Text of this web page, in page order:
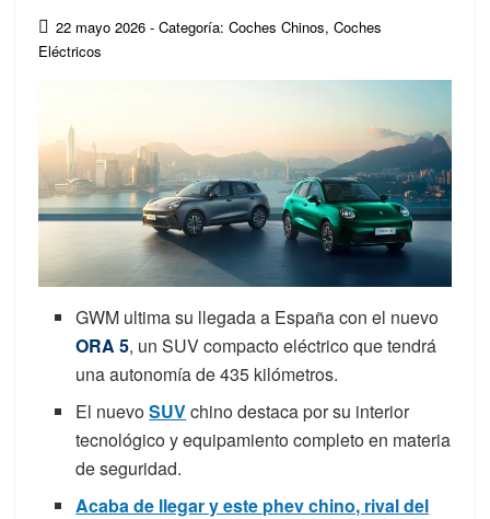
22 mayo 2026 - Categoría: Coches Chinos, Coches
Eléctricos
GWM ultima su llegada a España con el nuevo
ORA 5, un SUV compacto eléctrico que tendrá
una autonomía de 435 kilómetros.
El nuevoSUVchino destaca por su interior
tecnológico y equipamiento completo en materia
de seguridad.
Acaba de llegar y este phev chino, rival del